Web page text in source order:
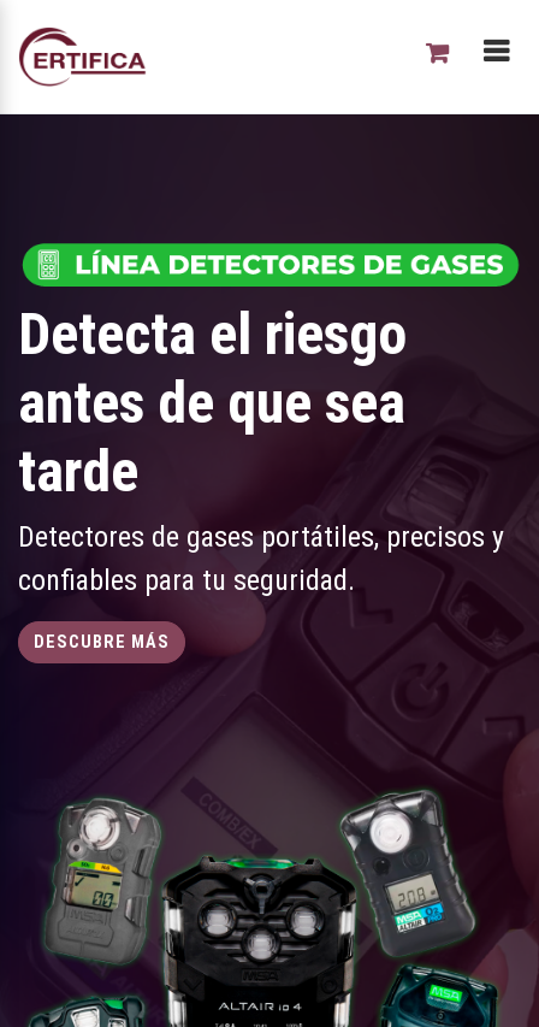
Detecta el riesgo
antes de que sea
tarde
Detectores de gases portátiles, precisos y
confiables para tu seguridad.
DESCUBRE MÁS